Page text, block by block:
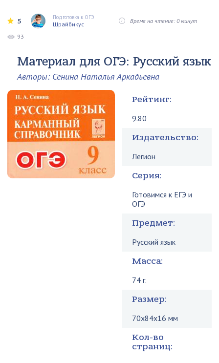
5 Подготовка к ОГЭ
Шрайбикус Время на чтение: 0 минут
93
Материал для ОГЭ: Русский язык
Авторы: Сенина Наталья Аркадьевна
Рейтинг:
9.80
Издательство:
Легион
Серия:
Готовимся к ЕГЭ и
ОГЭ
Предмет:
Русский язык
Масса:
74 г.
Размер:
70x84x16 мм
Кол-во
страниц: